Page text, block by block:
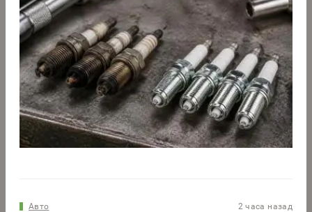
Авто 2 часа назад